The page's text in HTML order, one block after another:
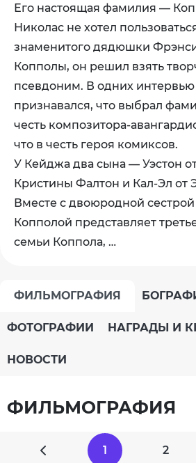
Его настоящая фамилия —
Николас не хотел
знаменитого дядюшки
Копполы, он решил взять
псевдоним. В одних интервью
признавался, что выбрал
честь композитора-
что в честь героя комиксов.
У Кейджа два сына — Уэстон
Кристины Фалтон и Кал-Эл от
Вместе с двоюродной
Копполой представляет
семьи Коппола, …
ФИЛЬМОГРАФИЯ
ФОТОГРАФИИ НАГРАДЫ И
НОВОСТИ
ФИЛЬМОГРАФИЯ
1 2